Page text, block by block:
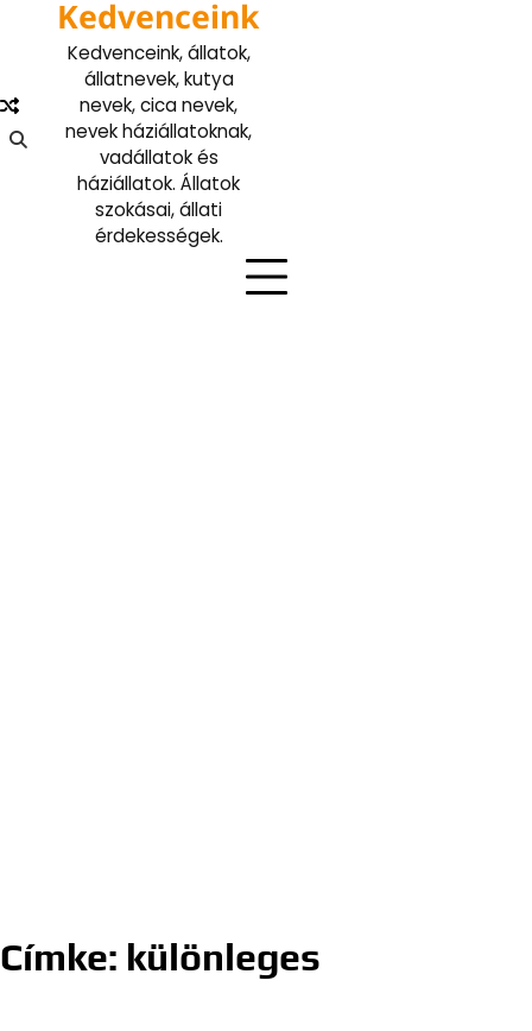
Kedvenceink
Kedvenceink, állatok,
állatnevek, kutya
nevek, cica nevek,
nevek háziállatoknak,
vadállatok és
háziállatok. Állatok
szokásai, állati
érdekességek.
Címke: különleges